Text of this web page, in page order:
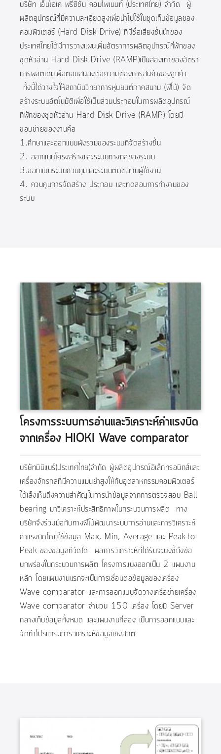
บริษัท เอ็นโอเค พรีซิชั่น คอมโพเนนท์ (ประเทศไทย) จำกัด ผู้
ผลิตอุปกรณ์ที่มีความละเอียดสูงเพื่อนำไปใช้ในชุดเก็บข้อมูลของ
คอมพิวเตอร์ (Hard Disk Drive) ที่มีชื่อเสียงชั้นนำของ
ประเทศไทยได้มีการวางแผนเพิ่มอัตราการผลิตอุปกรณ์ที่พักของ
ชุดหัวอ่าน Hard Disk Drive (RAMP)เป็นสองเท่าของอัตรา
การผลิตเดิมเพื่อตอบสนองต่อความต้องการสินค้าของลูกค้า
ทั้งนี้ได้วางใจให้สถาบันวิทยาการหุ่นยนต์ภาคสนาม (ฟีโบ้) จัด
สร้างระบบอัตโนมัติเพื่อใช้เป็นส่วนประกอบในการผลิตอุปกรณ์
ที่พักของชุดหัวอ่าน Hard Disk Drive (RAMP) โดยมี
ขอบข่ายของงานคือ
1.ศึกษาและออกแบบผังรวมของระบบที่จัดสร้างขึ้น
2. ออกแบบโครงสร้างและระบบทางกลของระบบ
3.ออกแบบระบบควบคุมและระบบติดต่อกับผู้ใช้งาน
4. ควบคุมการจัดสร้าง ประกอบ และทดสอบการทำงานของ
ระบบ
โครงการระบบการอ่านและวิเคราะห์ค่าแรงบิด
จากเครื่อง HIOKI Wave comparator
บริษัทมินิแบร์(ประเทศไทย)จำกัด ผู้ผลิตอุปกรณ์อิเล็กทรอนิกส์และ
เครื่องจักรกลที่มีความแม่นยำสูงให้กับอุตสาหกรรมคอมพิวเตอร์
ได้เล็งเห็นถึงความสำคัญในการนำข้อมูลจากการตรวจสอบ Ball
bearing มาวิเคราะห์ประสิทธิภาพในกระบวนการผลิต ทาง
บริษัทจึงร่วมมือกับทางฟีโบ้พัฒนาระบบการอ่านและการวิเคราะห์
ค่าแรงบิดโดยใช้ข้อมูล Max, Min, Average และ Peak-to-
Peak ของข้อมูลที่วัดได้ ผลการวิเคราะห์ที่ได้รับจะบ่งชี้ถึงข้อ
บกพร่องในกระบวนการผลิต โครงการแบ่งออกเป็น 2 แผนงาน
หลัก โดยแผนงานแรกจะเป็นการเชื่อมต่อข้อมูลของเครื่อง
Wave comparator และการออกแบบจัดวางเครือข่ายเครื่อง
Wave comparator จำนวน 150 เครื่อง โดยมี Server
กลางเก็บข้อมูลทั้งหมด และแผนงานที่สอง เป็นการออกแบบและ
จัดทำโปรแกรมการวิเคราะห์ข้อมูลเชิงสถิติ